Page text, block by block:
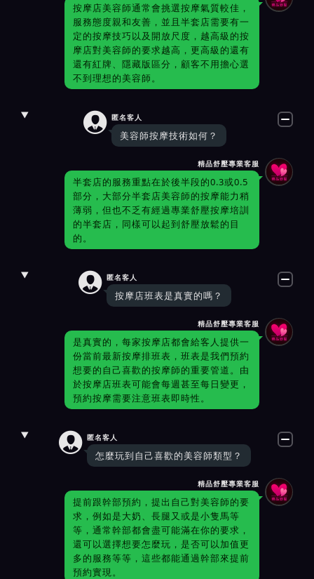
按摩店美容師通常會挑選按摩氣質較佳，
服務態度親和友善，並且半套店需要有一
定的按摩技巧以及開放尺度，越高級的按
摩店對美容師的要求越高，更高級的還有
還有紅牌、隱藏版區分，顧客不用擔心選
不到理想的美容師。
 匿名客人
美容師按摩技術如何？
精品舒壓專業客服
半套店的服務重點在於後半段的0.3或0.5
部分，大部分半套店美容師的按摩能力稍
薄弱，但也不乏有經過專業舒壓按摩培訓
的半套店，同樣可以起到舒壓放鬆的目
的。
 匿名客人
按摩店班表是真實的嗎？
精品舒壓專業客服
是真實的，每家按摩店都會給客人提供一
份當前最新按摩排班表，班表是我們預約
想要的自己喜歡的按摩師的重要管道。由
於按摩店班表可能會每週甚至每日變更，
預約按摩需要注意班表即時性。
 匿名客人
怎麼玩到自己喜歡的美容師類型？
精品舒壓專業客服
提前跟幹部預約，提出自己對美容師的要
求，例如是大奶、長腿又或是小隻馬等
等，通常幹部都會盡可能滿在你的要求，
還可以選擇想要怎麼玩，是否可以加值更
多的服務等等，這些都能通過幹部來提前
預約實現。